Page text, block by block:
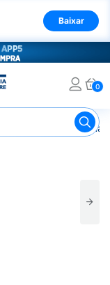
Baixar
0